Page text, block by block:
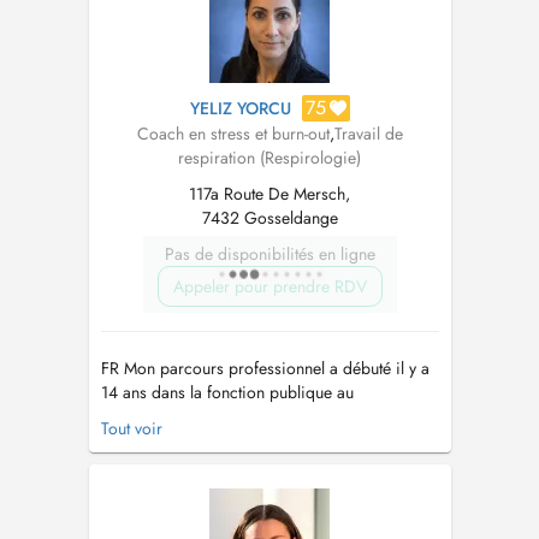
YELIZ YORCU 75
Coach en stress et burn-out,Travail de
respiration (Respirologie)
117a Route De Mersch,
7432 Gosseldange
Pas de disponibilités en ligne
Appeler pour prendre RDV
FR Mon parcours professionnel a débuté il y a
14 ans dans la fonction publique au
Luxembourg. J'ai travaillé plusieurs années en
tant que Chargée administrative et 3 années en
Famille, de l`Intégration et à la Grande Région.
Cependant, ma vie a pris ...
Tout voir